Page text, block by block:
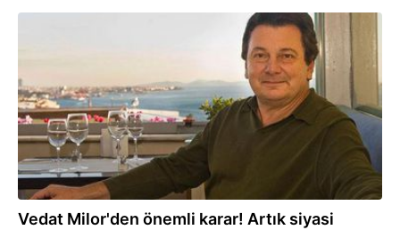
Vedat Milor'den önemli karar! Artık siyasi